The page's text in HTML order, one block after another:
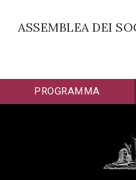
ASSEMBLEA DEI
legislativo
Registrazione
PROGRAMMA